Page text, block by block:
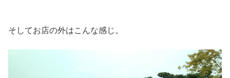
そしてお店の外はこんな感じ。